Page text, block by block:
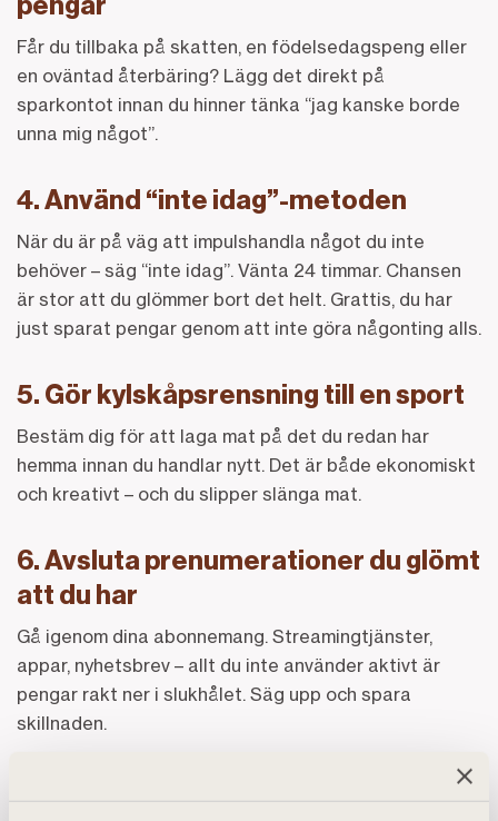
Får du tillbaka på skatten, en födelsedagspeng eller
en oväntad återbäring? Lägg det direkt på
sparkontot innan du hinner tänka “jag kanske borde
unna mig något”.
4. Använd “inte idag”-metoden
När du är på väg att impulshandla något du inte
behöver – säg “inte idag”. Vänta 24 timmar. Chansen
är stor att du glömmer bort det helt. Grattis, du har
just sparat pengar genom att inte göra någonting alls.
5. Gör kylskåpsrensning till en sport
Bestäm dig för att laga mat på det du redan har
hemma innan du handlar nytt. Det är både ekonomiskt
och kreativt – och du slipper slänga mat.
6. Avsluta prenumerationer du glömt
att du har
Gå igenom dina abonnemang. Streamingtjänster,
appar, nyhetsbrev – allt du inte använder aktivt är
pengar rakt ner i slukhålet. Säg upp och spara
skillnaden.